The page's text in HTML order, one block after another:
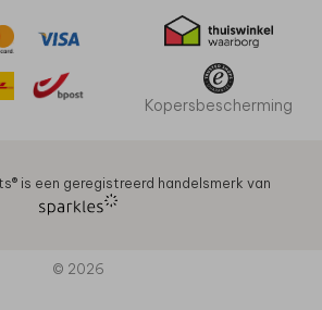
Kopersbescherming
is een geregistreerd handelsmerk van
© 2026